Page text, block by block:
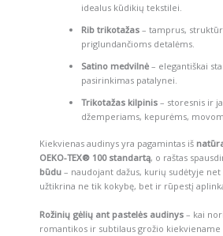
idealus kūdikių tekstilei.
Rib trikotažas – tamprus,
priglundančioms detalėms.
Satino medvilnė – elegantiškai
pasirinkimas patalynei.
Trikotažas kilpinis – storesnis ir
džemperiams, kepurėms,
Kiekvienas audinys yra pagamintas iš
OEKO-TEX® 100 standartą, o raštas
būdu – naudojant dažus, kurių sudėtyje net
užtikrina ne tik kokybę, bet ir rūpestį
Rožinių gėlių ant pastelės audinys – kai
romantikos ir subtilaus grožio